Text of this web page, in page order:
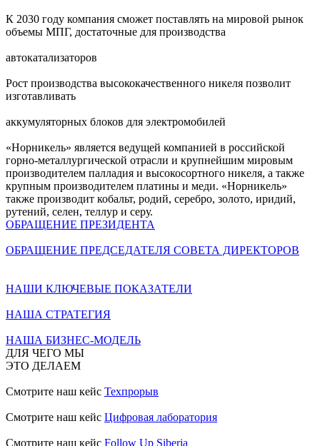
К 2030 году компания сможет поставлять на мировой рынок
объемы МПГ, достаточные для производства
автокатализаторов
Рост производства высококачественного никеля позволит
изготавливать
аккумуляторных блоков для электромобилей
«Норникель» является ведущей компанией в российской
горно-металлургической отрасли и крупнейшим мировым
производителем палладия и высокосортного никеля, а также
крупным производителем платины и меди. «Норникель»
также производит кобальт, родий, серебро, золото, иридий,
рутений, селен, теллур и серу.
ОБРАЩЕНИЕ ПРЕЗИДЕНТА
ОБРАЩЕНИЕ ПРЕДСЕДАТЕЛЯ СОВЕТА ДИРЕКТОРОВ
НАШИ КЛЮЧЕВЫЕ ПОКАЗАТЕЛИ
НАША СТРАТЕГИЯ
НАША БИЗНЕС-МОДЕЛЬ
ДЛЯ ЧЕГО МЫ
ЭТО ДЕЛАЕМ
Смотрите наш кейс Техпрорыв
Смотрите наш кейс Цифровая лаборатория
Смотрите наш кейс Follow Up Siberia